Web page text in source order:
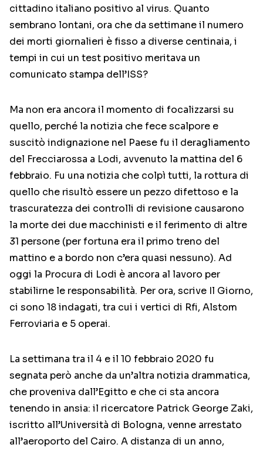
cittadino italiano positivo al virus. Quanto
sembrano lontani, ora che da settimane il numero
dei morti giornalieri è fisso a diverse centinaia, i
tempi in cui un test positivo meritava un
comunicato stampa dell’ISS?
Ma non era ancora il momento di focalizzarsi su
quello, perché la notizia che fece scalpore e
suscitò indignazione nel Paese fu il deragliamento
del Frecciarossa a Lodi, avvenuto la mattina del 6
febbraio. Fu una notizia che colpì tutti, la rottura di
quello che risultò essere un pezzo difettoso e la
trascuratezza dei controlli di revisione causarono
la morte dei due macchinisti e il ferimento di altre
31 persone (per fortuna era il primo treno del
mattino e a bordo non c’era quasi nessuno). Ad
oggi la Procura di Lodi è ancora al lavoro per
stabilirne le responsabilità. Per ora, scrive Il Giorno,
ci sono 18 indagati, tra cui i vertici di Rfi, Alstom
Ferroviaria e 5 operai.
La settimana tra il 4 e il 10 febbraio 2020 fu
segnata però anche da un’altra notizia drammatica,
che proveniva dall’Egitto e che ci sta ancora
tenendo in ansia: il ricercatore Patrick George Zaki,
iscritto all’Università di Bologna, venne arrestato
all’aeroporto del Cairo. A distanza di un anno,